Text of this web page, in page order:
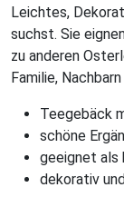
Leichtes,
suchst. Sie
zu anderen
Familie,
Teegebäck
schöne
geeignet als
dekorativ